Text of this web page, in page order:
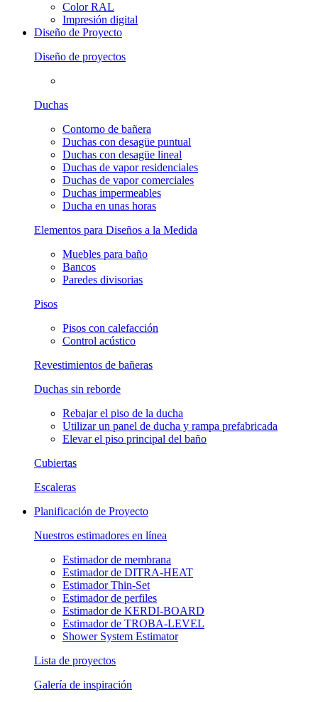
Color RAL
Impresión digital
Diseño de Proyecto
Diseño de proyectos
Duchas
Contorno de bañera
Duchas con desagüe puntual
Duchas con desagüe lineal
Duchas de vapor residenciales
Duchas de vapor comerciales
Duchas impermeables
Ducha en unas horas
Elementos para Diseños a la Medida
Muebles para baño
Bancos
Paredes divisorias
Pisos
Pisos con calefacción
Control acústico
Revestimientos de bañeras
Duchas sin reborde
Rebajar el piso de la ducha
Utilizar un panel de ducha y rampa prefabricada
Elevar el piso principal del baño
Cubiertas
Escaleras
Planificación de Proyecto
Nuestros estimadores en línea
Estimador de membrana
Estimador de DITRA-HEAT
Estimador Thin-Set
Estimador de perfiles
Estimador de KERDI-BOARD
Estimador de TROBA-LEVEL
Shower System Estimator
Lista de proyectos
Galería de inspiración